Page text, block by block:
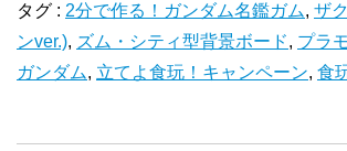
タグ : 2分で作る！ガンダム名鑑ガム, ザ
ンver.), ズム・シティ型背景ボード, プラ
ガンダム, 立てよ食玩！キャンペーン, 食